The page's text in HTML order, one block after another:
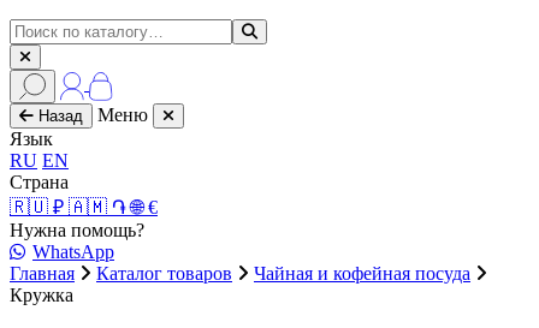
Назад
Меню
Язык
RU EN
Страна
🇷🇺 ₽ 🇦🇲 ֏🌐 €
Нужна помощь?
WhatsApp
Главная
Каталог товаров
Чайная и кофейная посуда
Кружка